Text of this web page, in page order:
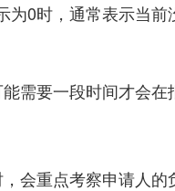
0时，通常表示当
需要一段时间才会在
会重点考察申请人